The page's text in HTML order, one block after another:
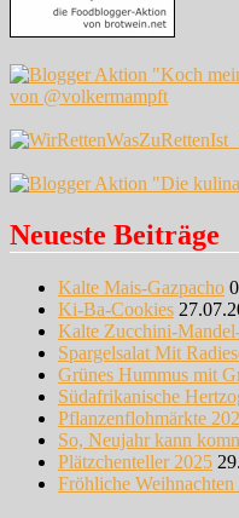
Neueste Beiträge
Kalte Mais-Gazpacho
Ki-Ba-Cookies
Kalte Zucchini-
Spargelsalat Mit
Grünes Hummus mit
Südafrikanische
Pflanzenflohmärkte
So, Neujahr kann
Plätzchenteller 2025
Fröhliche